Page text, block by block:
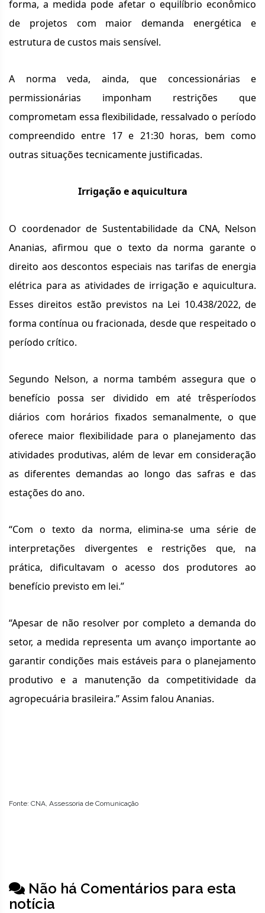
forma, a medida pode afetar o equilíbrio econômico
de projetos com maior demanda energética e
estrutura de custos mais sensível.
A norma veda, ainda, que concessionárias e
permissionárias imponham restrições que
comprometam essa flexibilidade, ressalvado o período
compreendido entre 17 e 21:30 horas, bem como
outras situações tecnicamente justificadas.
Irrigação e aquicultura
O coordenador de Sustentabilidade da CNA, Nelson
Ananias, afirmou que o texto da norma garante o
direito aos descontos especiais nas tarifas de energia
elétrica para as atividades de irrigação e aquicultura.
Esses direitos estão previstos na Lei 10.438/2022, de
forma contínua ou fracionada, desde que respeitado o
período crítico.
Segundo Nelson, a norma também assegura que o
benefício possa ser dividido em até trêsperíodos
diários com horários fixados semanalmente, o que
oferece maior flexibilidade para o planejamento das
atividades produtivas, além de levar em consideração
as diferentes demandas ao longo das safras e das
estações do ano.
“Com o texto da norma, elimina-se uma série de
interpretações divergentes e restrições que, na
prática, dificultavam o acesso dos produtores ao
benefício previsto em lei.”
“Apesar de não resolver por completo a demanda do
setor, a medida representa um avanço importante ao
garantir condições mais estáveis para o planejamento
produtivo e a manutenção da competitividade da
agropecuária brasileira.” Assim falou Ananias.
Fonte: CNA, Assessoria de Comunicação
Não há Comentários para esta
notícia